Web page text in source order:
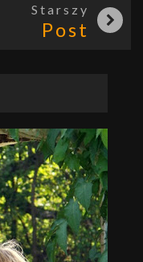
Starszy
Post